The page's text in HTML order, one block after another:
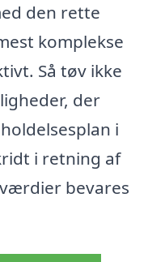
den rette
komplekse
Så tøv ikke
der
i
i retning af
bevares